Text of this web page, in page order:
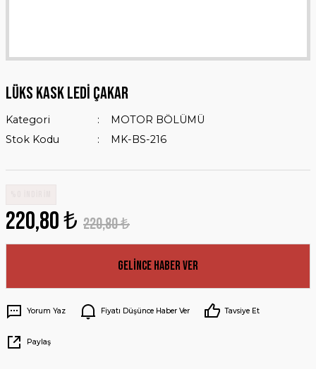
LÜKS KASK LEDİ ÇAKAR
Kategori
MOTOR BÖLÜMÜ
Stok Kodu
MK-BS-216
220,80 ₺ 220,80 ₺
Gelince Haber Ver
Yorum Yaz Fiyatı Düşünce Haber Ver Tavsiye Et
Paylaş